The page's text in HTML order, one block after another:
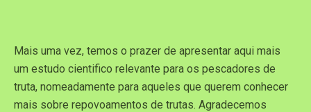
Mais uma vez, temos o prazer de apresentar aqui mais
um estudo cientifico relevante para os pescadores de
truta, nomeadamente para aqueles que querem conhecer
mais sobre repovoamentos de trutas. Agradecemos